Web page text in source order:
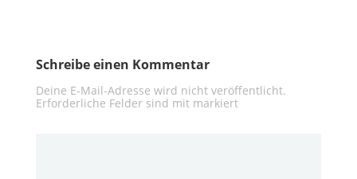
Schreibe einen Kommentar
Deine E-Mail-Adresse wird nicht veröffentlicht.
Erforderliche Felder sind mit markiert